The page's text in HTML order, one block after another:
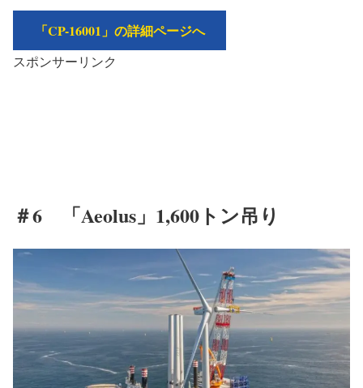
「CP-16001」の詳細ページへ
スポンサーリンク
＃6 「Aeolus」1,600トン吊り